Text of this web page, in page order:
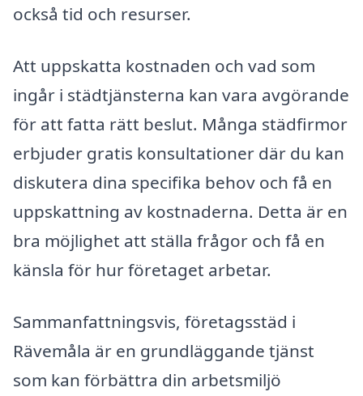
också tid och resurser.
Att uppskatta kostnaden och vad som
ingår i städtjänsterna kan vara avgörande
för att fatta rätt beslut. Många städfirmor
erbjuder gratis konsultationer där du kan
diskutera dina specifika behov och få en
uppskattning av kostnaderna. Detta är en
bra möjlighet att ställa frågor och få en
känsla för hur företaget arbetar.
Sammanfattningsvis, företagsstäd i
Rävemåla är en grundläggande tjänst
som kan förbättra din arbetsmiljö